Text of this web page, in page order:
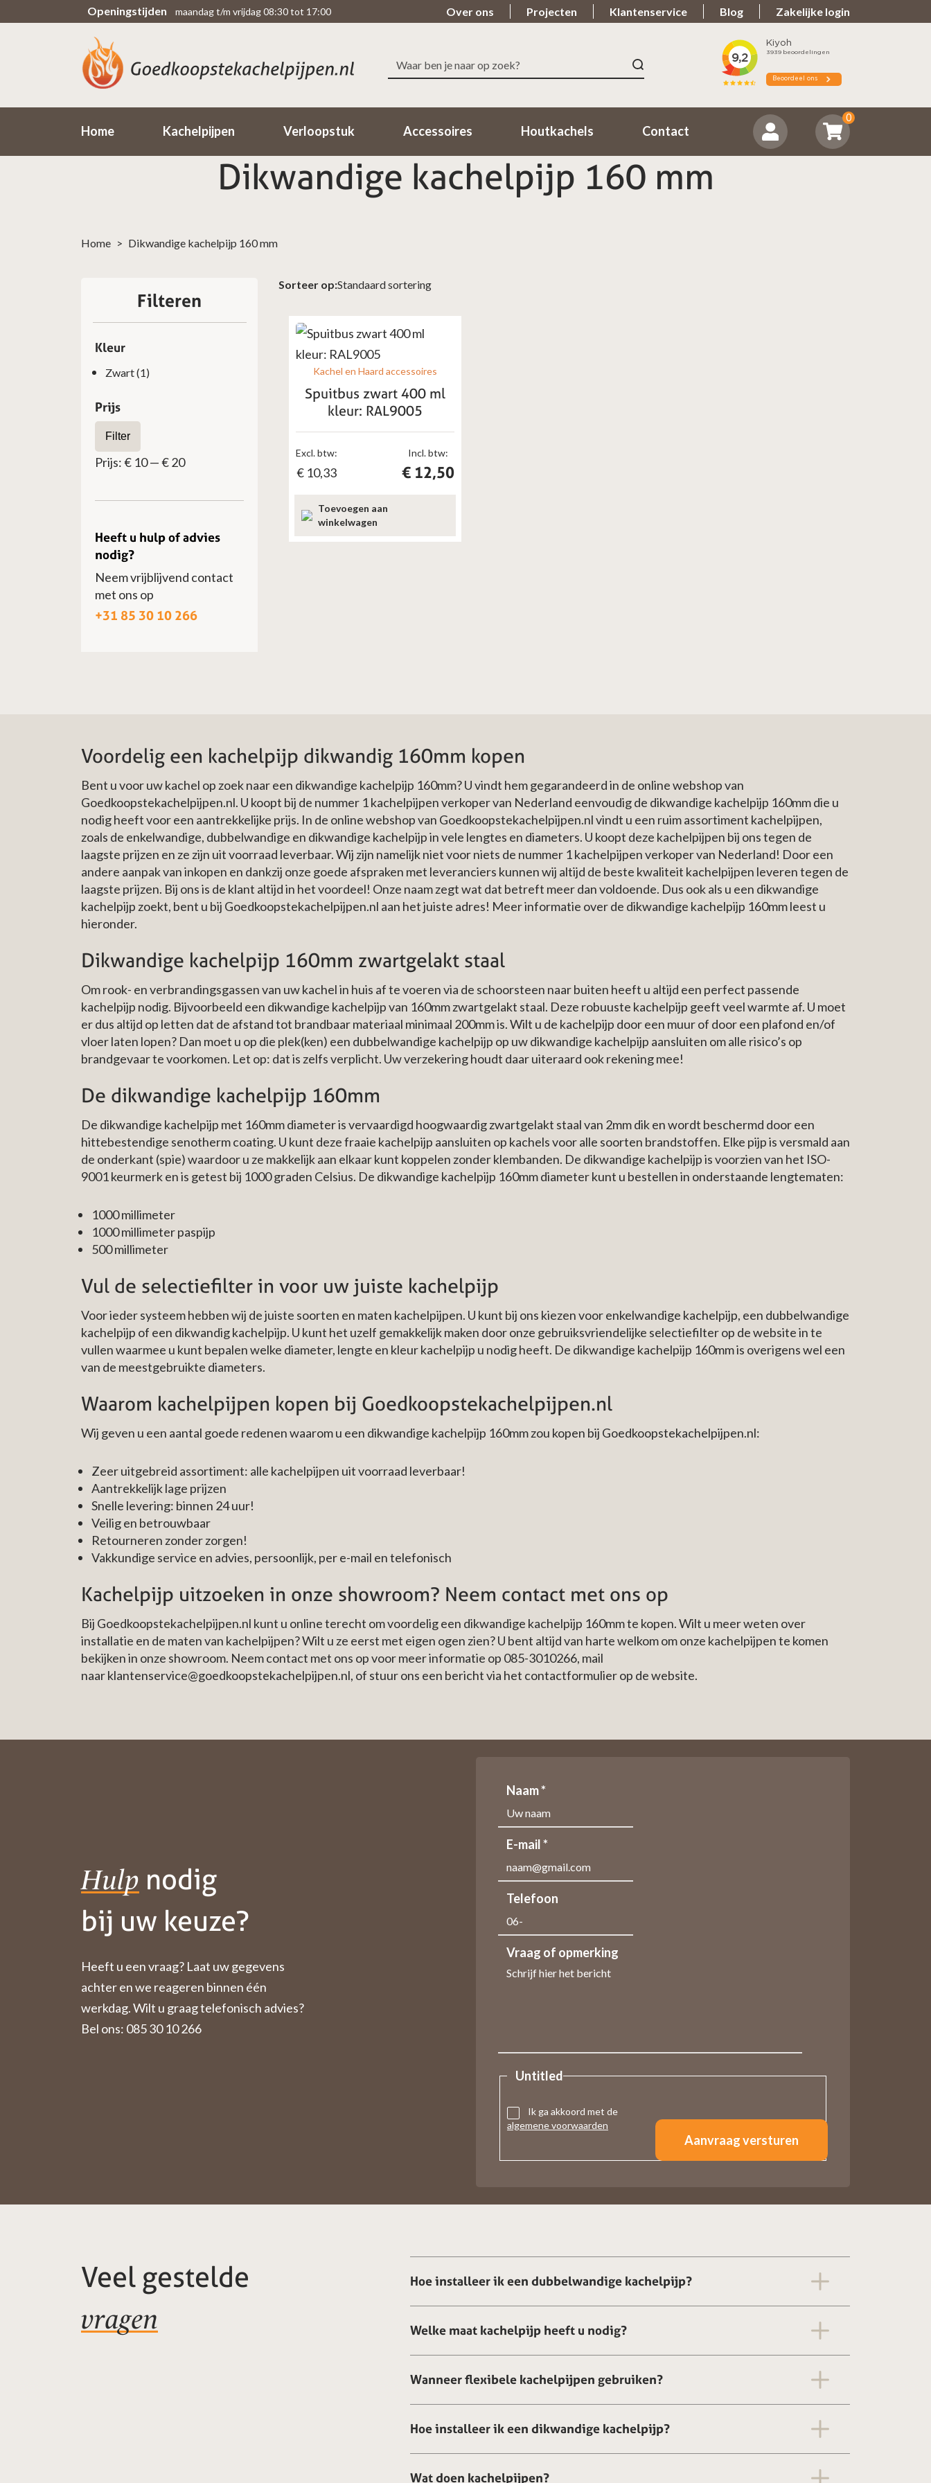
Openingstijden maandag t/m vrijdag 08:30 tot 17:00 Over ons Projecten Klantenservice Blog Zakelijke login
Zoeken
naar:
Home Kachelpijpen Verloopstuk Accessoires Houtkachels Contact
0
Scherpe prijzen Snelle levering Beoordeeld met een 9.7 Spullen teveel?
Dikwandige kachelpijp 160 mm
Home > Dikwandige kachelpijp 160 mm
Filteren
Kleur
Zwart(1)
Prijs
Min.
prijs
Max.
prijs
Filter
Prijs:€ 10—€ 20
Heeft u hulp of advies
nodig?
Neem vrijblijvend contact
met ons op
+31 85 30 10 266
Sorteer op:
Kachel en Haard accessoires
Spuitbus zwart 400 ml
kleur: RAL9005
Incl. btw:
€ 12,50
Excl. btw:
€ 10,33
Toevoegen aan
winkelwagen
Voordelig een kachelpijp dikwandig 160mm kopen
Bent u voor uw kachel op zoek naar een dikwandige kachelpijp 160mm? U vindt hem gegarandeerd in de online webshop van
Goedkoopstekachelpijpen.nl. U koopt bij de nummer 1 kachelpijpen verkoper van Nederland eenvoudig de dikwandige kachelpijp 160mm die u
nodig heeft voor een aantrekkelijke prijs. In de online webshop van Goedkoopstekachelpijpen.nl vindt u een ruim assortiment kachelpijpen,
zoals de enkelwandige, dubbelwandige en dikwandige kachelpijp in vele lengtes en diameters. U koopt deze kachelpijpen bij ons tegen de
laagste prijzen en ze zijn uit voorraad leverbaar. Wij zijn namelijk niet voor niets de nummer 1 kachelpijpen verkoper van Nederland! Door een
andere aanpak van inkopen en dankzij onze goede afspraken met leveranciers kunnen wij altijd de beste kwaliteit kachelpijpen leveren tegen de
laagste prijzen. Bij ons is de klant altijd in het voordeel! Onze naam zegt wat dat betreft meer dan voldoende. Dus ook als u een dikwandige
kachelpijp zoekt, bent u bij Goedkoopstekachelpijpen.nl aan het juiste adres! Meer informatie over de dikwandige kachelpijp 160mm leest u
hieronder.
Dikwandige kachelpijp 160mm zwartgelakt staal
Om rook- en verbrandingsgassen van uw kachel in huis af te voeren via de schoorsteen naar buiten heeft u altijd een perfect passende
kachelpijp nodig. Bijvoorbeeld een dikwandige kachelpijp van 160mm zwartgelakt staal. Deze robuuste kachelpijp geeft veel warmte af. U moet
er dus altijd op letten dat de afstand tot brandbaar materiaal minimaal 200mm is. Wilt u de kachelpijp door een muur of door een plafond en/of
vloer laten lopen? Dan moet u op die plek(ken) een dubbelwandige kachelpijp op uw dikwandige kachelpijp aansluiten om alle risico’s op
brandgevaar te voorkomen. Let op: dat is zelfs verplicht. Uw verzekering houdt daar uiteraard ook rekening mee!
De dikwandige kachelpijp 160mm
De dikwandige kachelpijp met 160mm diameter is vervaardigd hoogwaardig zwartgelakt staal van 2mm dik en wordt beschermd door een
hittebestendige senotherm coating. U kunt deze fraaie kachelpijp aansluiten op kachels voor alle soorten brandstoffen. Elke pijp is versmald aan
de onderkant (spie) waardoor u ze makkelijk aan elkaar kunt koppelen zonder klembanden. De dikwandige kachelpijp is voorzien van het ISO-
9001 keurmerk en is getest bij 1000 graden Celsius. De dikwandige kachelpijp 160mm diameter kunt u bestellen in onderstaande lengtematen:
1000 millimeter
1000 millimeter paspijp
500 millimeter
Vul de selectiefilter in voor uw juiste kachelpijp
Voor ieder systeem hebben wij de juiste soorten en maten kachelpijpen. U kunt bij ons kiezen voor enkelwandige kachelpijp, een dubbelwandige
kachelpijp of een dikwandig kachelpijp. U kunt het uzelf gemakkelijk maken door onze gebruiksvriendelijke selectiefilter op de website in te
vullen waarmee u kunt bepalen welke diameter, lengte en kleur kachelpijp u nodig heeft. De dikwandige kachelpijp 160mm is overigens wel een
van de meestgebruikte diameters.
Waarom kachelpijpen kopen bij Goedkoopstekachelpijpen.nl
Wij geven u een aantal goede redenen waarom u een dikwandige kachelpijp 160mm zou kopen bij Goedkoopstekachelpijpen.nl:
Zeer uitgebreid assortiment: alle kachelpijpen uit voorraad leverbaar!
Aantrekkelijk lage prijzen
Snelle levering: binnen 24 uur!
Veilig en betrouwbaar
Retourneren zonder zorgen!
Vakkundige service en advies, persoonlijk, per e-mail en telefonisch
Kachelpijp uitzoeken in onze showroom? Neem contact met ons op
Bij Goedkoopstekachelpijpen.nl kunt u online terecht om voordelig een dikwandige kachelpijp 160mm te kopen. Wilt u meer weten over
installatie en de maten van kachelpijpen? Wilt u ze eerst met eigen ogen zien? U bent altijd van harte welkom om onze kachelpijpen te komen
bekijken in onze showroom. Neem contact met ons op voor meer informatie op 085-3010266, mail
naarklantenservice@goedkoopstekachelpijpen.nl, of stuur ons een bericht via het contactformulier op de website.
Hulp nodig
bij uw keuze?
Heeft u een vraag? Laat uw gegevens
achter en we reageren binnen één
werkdag. Wilt u graag telefonisch advies?
Bel ons: 085 30 10 266
Naam *
E-mail *
Telefoon
Vraag of opmerking
Untitled
Ik ga akkoord met de
algemene voorwaarden
Veel gestelde
vragen
Hoe installeer ik een dubbelwandige kachelpijp?
Welke maat kachelpijp heeft u nodig?
Wanneer flexibele kachelpijpen gebruiken?
Hoe installeer ik een dikwandige kachelpijp?
Wat doen kachelpijpen?